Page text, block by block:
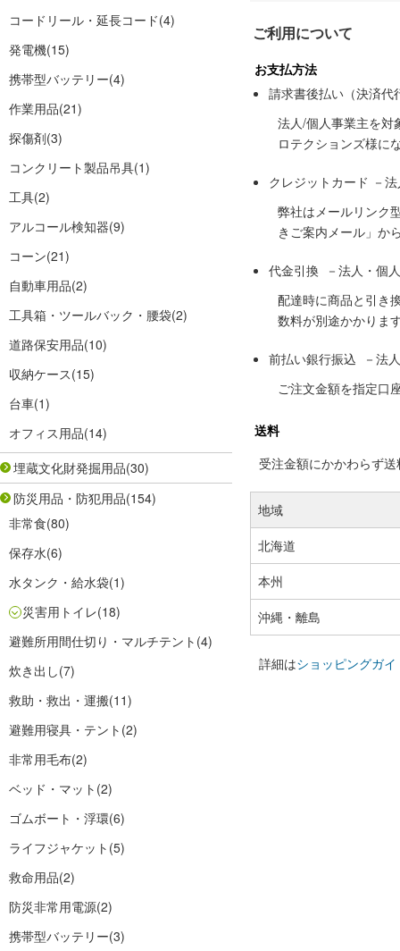
コードリール・延長コード(4)
発電機(15)
携帯型バッテリー(4)
作業用品(21)
探傷剤(3)
コンクリート製品吊具(1)
工具(2)
アルコール検知器(9)
コーン(21)
自動車用品(2)
工具箱・ツールバック・腰袋(2)
道路保安用品(10)
収納ケース(15)
台車(1)
オフィス用品(14)
埋蔵文化財発掘用品(30)
防災用品・防犯用品(154)
非常食(80)
保存水(6)
水タンク・給水袋(1)
災害用トイレ(18)
避難所用間仕切り・マルチテント (4)
炊き出し(7)
救助・救出・運搬(11)
避難用寝具・テント (2)
非常用毛布(2)
ベッド・マット (2)
ゴムボート・浮環(6)
ライフジャケット (5)
救命用品(2)
防災非常用電源(2)
携帯型バッテリー(3)
ご利用について
お支払方法
請求書後払い（決済代
法人/個人事業主を対
ロテクションズ様に
クレジットカード －
弊社はメールリンク
きご案内メール」か
代金引換 －法人・個
配達時に商品と引き
数料が別途かかりま
前払い銀行振込 －法
ご注文金額を指定口
送料
受注金額にかかわらず
地域
北海道
本州
沖縄・離島
詳細はショッピングガイ